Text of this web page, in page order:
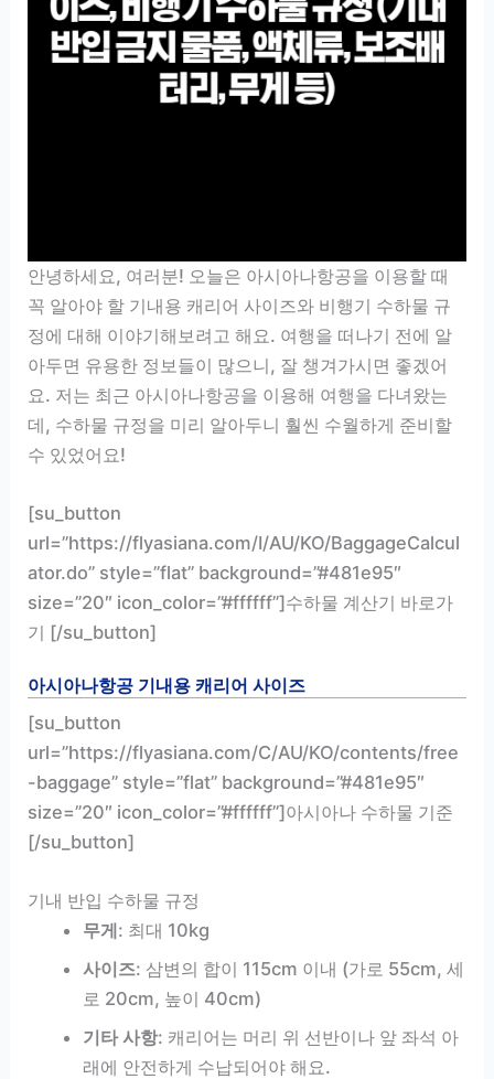
안녕하세요, 여러분! 오늘은 아시아나항공을 이용할 때
꼭 알아야 할 기내용 캐리어 사이즈와 비행기 수하물 규
정에 대해 이야기해보려고 해요. 여행을 떠나기 전에 알
아두면 유용한 정보들이 많으니, 잘 챙겨가시면 좋겠어
요. 저는 최근 아시아나항공을 이용해 여행을 다녀왔는
데, 수하물 규정을 미리 알아두니 훨씬 수월하게 준비할
수 있었어요!
[su_button
url=”https://flyasiana.com/I/AU/KO/BaggageCalcul
ator.do” style=”flat” background=”#481e95″
size=”20″ icon_color=”#ffffff”]수하물 계산기 바로가
기 [/su_button]
아시아나항공 기내용 캐리어 사이즈
[su_button
url=”https://flyasiana.com/C/AU/KO/contents/free
-baggage” style=”flat” background=”#481e95″
size=”20″ icon_color=”#ffffff”]아시아나 수하물 기준
[/su_button]
기내 반입 수하물 규정
무게: 최대 10kg
사이즈: 삼변의 합이 115cm 이내 (가로 55cm, 세
로 20cm, 높이 40cm)
기타 사항: 캐리어는 머리 위 선반이나 앞 좌석 아
래에 안전하게 수납되어야 해요.